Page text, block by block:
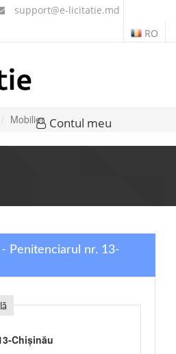
support@e-licitatie.md
RO
Contul meu
Mobilier
Penitenciarul nr. 13-
Chișinău